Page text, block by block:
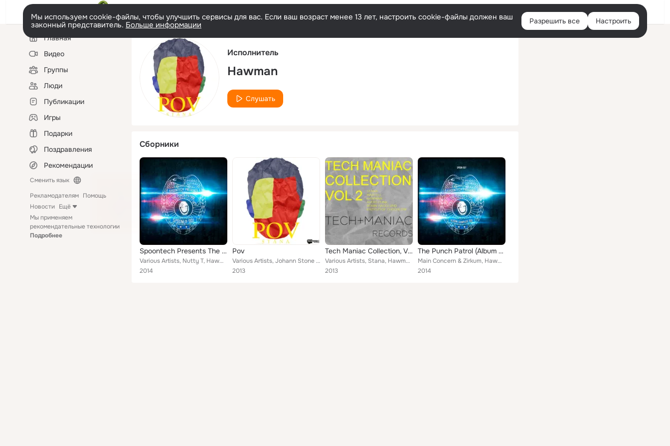
Русский Войти
Мы используем cookie-файлы, чтобы улучшить сервисы для вас. Если ваш возраст менее 13 лет, настроить cookie-файлы должен ваш
законный представитель. Больше информации Разрешить все Настроить
Левая
колонкаГлавная
Видео
Группы
Люди
Публикации
Игры
Подарки
Поздравления
Рекомендации
Сменить язык
Рекламодателям Помощь
Новости Ещё
Мы применяем
рекомендательные технологии
Подробнее
Исполнитель
Hawman
Слушать
Сборники
Spoontech Presents The Punch Patrol
Various Artists, Nutty T, Hawman, Vazard, Covenant, Infirium, Freakshow, Hardstyle Mafia, Main Concern, Delete, D-Verze, Zirkum ...
2014
Pov
Various Artists, Johann Stone & Stana, Audio Punk & Stana, House Brokers & Stana, Lady Faith, Hawman & Stana, Diablik & Stana fe...
2013
Tech Maniac Collection, Vol. 2
Various Artists, Stana, Hawman, Robin Hagglund, Martell, Audio Punk, Krzysztof Chochlow
2013
The Punch Patrol (Album Sampler 01)
Main Concern & Zirkum, Hawman
2014